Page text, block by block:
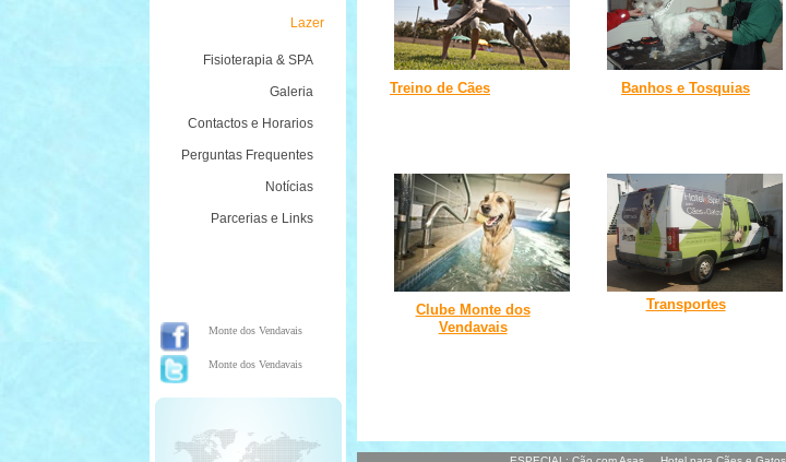
Treino de Cães Banhos e Tosquias
Clube Monte dos
Vendavais
Transportes
Lazer
Fisioterapia & SPA
Galeria
Contactos e Horarios
Perguntas Frequentes
Notícias
Parcerias e Links
Monte dos Vendavais
Monte dos Vendavais